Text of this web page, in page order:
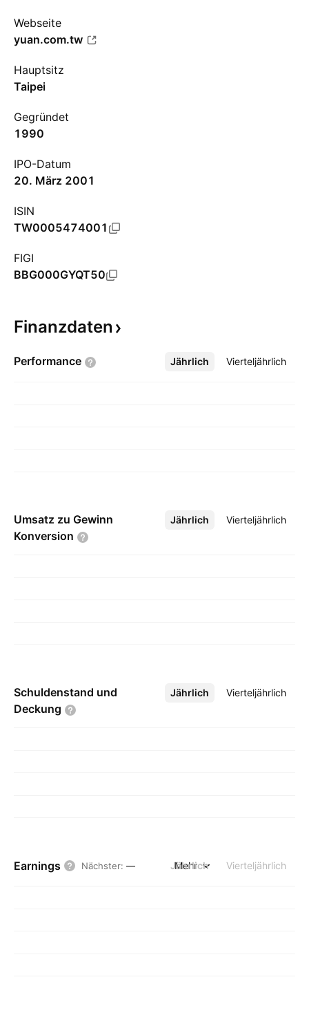
Webseite
yuan.com.tw
Hauptsitz
Taipei
Gegründet
1990
IPO-Datum
20. März 2001
ISIN
TW0005474001
FIGI
BBG000GYQT50
Finanzdaten
Performance Jährlich Vierteljährlich
Mehr
Umsatz zu Gewinn
Konversion
Jährlich Vierteljährlich
Mehr
Schuldenstand und
Deckung
Jährlich Vierteljährlich
Mehr
Earnings Nächster: — Jährlich Vierteljährlich
Mehr